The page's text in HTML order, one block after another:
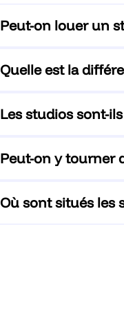
Peut-on louer un
Quelle est la
Les studios sont-
Peut-on y tourner
Où sont situés les